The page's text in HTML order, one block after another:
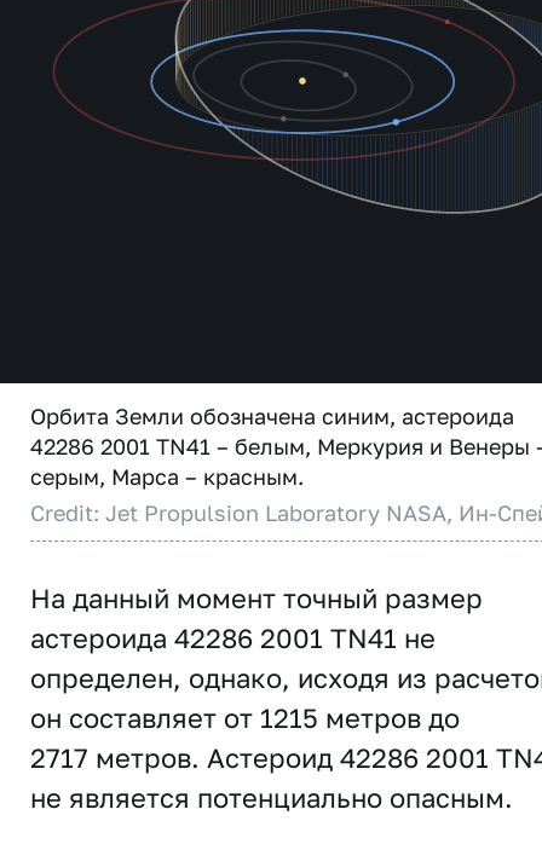
Орбита Земли обозначена синим, астероида
42286 2001 TN41 – белым, Меркурия и Венеры
серым, Марса – красным.
Credit: Jet Propulsion Laboratory NASA, Ин-
На данный момент точный размер
астероида 42286 2001 TN41 не
определен, однако, исходя из
он составляет от 1215 метров до
2717 метров. Астероид 42286 2001
не является потенциально опасным.